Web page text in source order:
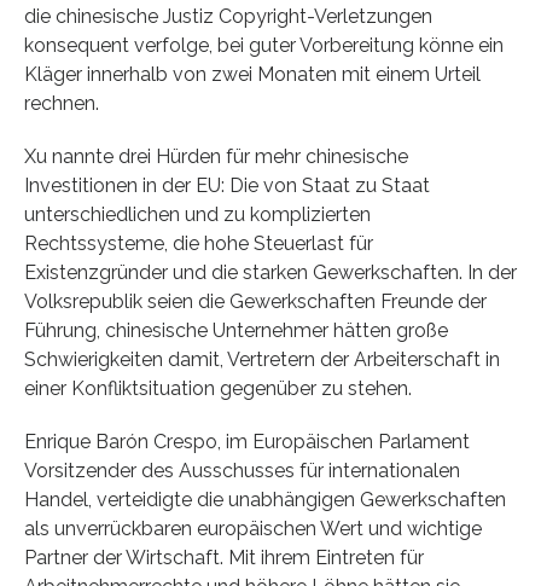
die chinesische Justiz Copyright-Verletzungen
konsequent verfolge, bei guter Vorbereitung könne ein
Kläger innerhalb von zwei Monaten mit einem Urteil
rechnen.
Xu nannte drei Hürden für mehr chinesische
Investitionen in der EU: Die von Staat zu Staat
unterschiedlichen und zu komplizierten
Rechtssysteme, die hohe Steuerlast für
Existenzgründer und die starken Gewerkschaften. In der
Volksrepublik seien die Gewerkschaften Freunde der
Führung, chinesische Unternehmer hätten große
Schwierigkeiten damit, Vertretern der Arbeiterschaft in
einer Konfliktsituation gegenüber zu stehen.
Enrique Barón Crespo, im Europäischen Parlament
Vorsitzender des Ausschusses für internationalen
Handel, verteidigte die unabhängigen Gewerkschaften
als unverrückbaren europäischen Wert und wichtige
Partner der Wirtschaft. Mit ihrem Eintreten für